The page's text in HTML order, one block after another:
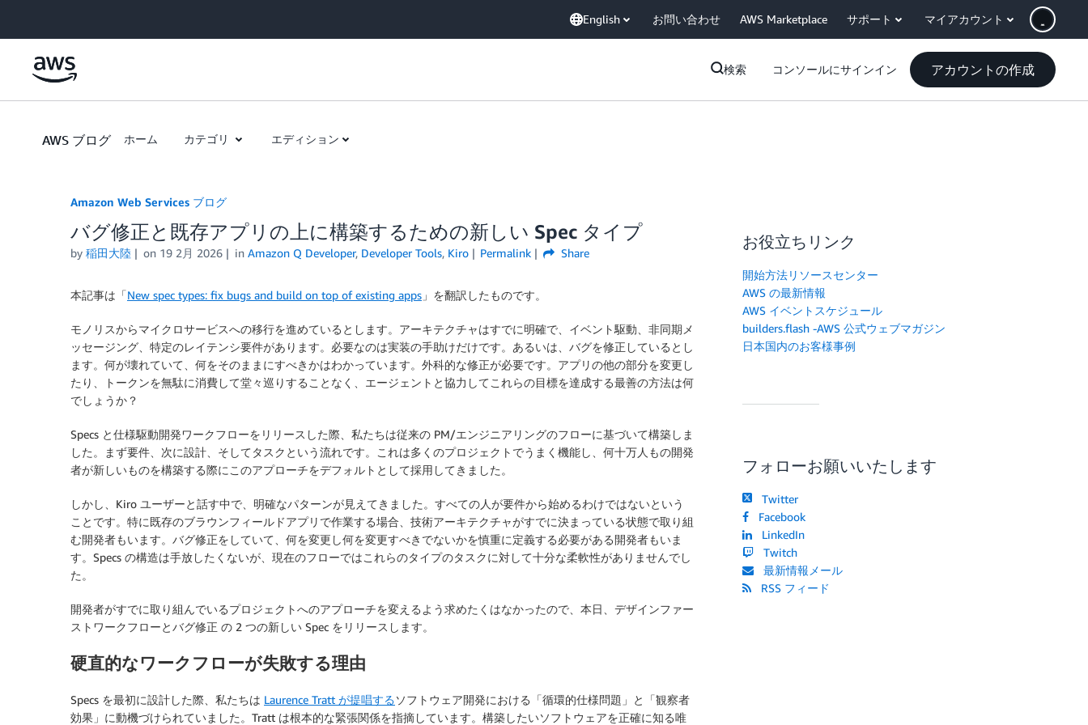
English お問い合わせ AWS Marketplace サポート マイアカウント
検索 コンソールにサインイン アカウントの作成
AWS ブログ ホーム カテゴリ エディション
Amazon Web Services ブログ
バグ修正と既存アプリの上に構築するための新しい Spec タイプ
by 稲田大陸 on 19 2月 2026 in Amazon Q Developer, Developer Tools, Kiro Permalink Share
本記事は「New spec types: fix bugs and build on top of existing apps 」を翻訳したものです。
モノリスからマイクロサービスへの移行を進めているとします。アーキテクチャはすでに明確で、イベント駆動、非同期メ
ッセージング、特定のレイテンシ要件があります。必要なのは実装の手助けだけです。あるいは、バグを修正しているとし
ます。何が壊れていて、何をそのままにすべきかはわかっています。外科的な修正が必要です。アプリの他の部分を変更し
たり、トークンを無駄に消費して堂々巡りすることなく、エージェントと協力してこれらの目標を達成する最善の方法は何
でしょうか？
Specs と仕様駆動開発ワークフローをリリースした際、私たちは従来の PM/エンジニアリングのフローに基づいて構築しま
した。まず要件、次に設計、そしてタスクという流れです。これは多くのプロジェクトでうまく機能し、何十万人もの開発
者が新しいものを構築する際にこのアプローチをデフォルトとして採用してきました。
しかし、Kiro ユーザーと話す中で、明確なパターンが見えてきました。すべての人が要件から始めるわけではないという
ことです。特に既存のブラウンフィールドアプリで作業する場合、技術アーキテクチャがすでに決まっている状態で取り組
む開発者もいます。バグ修正をしていて、何を変更し何を変更すべきでないかを慎重に定義する必要がある開発者もいま
す。Specs の構造は手放したくないが、現在のフローではこれらのタイプのタスクに対して十分な柔軟性がありませんでし
た。
開発者がすでに取り組んでいるプロジェクトへのアプローチを変えるよう求めたくはなかったので、本日、デザインファー
ストワークフローとバグ修正 の 2 つの新しい Spec をリリースします。
硬直的なワークフローが失敗する理由
Specs を最初に設計した際、私たちは Laurence Tratt が提唱するソフトウェア開発における「循環的仕様問題」と「観察者
効果」に動機づけられていました。Tratt は根本的な緊張関係を指摘しています。 構築したいソフトウェアを正確に知る唯
お役立ちリンク
開始方法リソースセンター
AWS の最新情報
AWS イベントスケジュール
builders.flash -AWS 公式ウェブマガジン
日本国内のお客様事例
フォローお願いいたします
Twitter
Facebook
LinkedIn
Twitch
最新情報メール
RSS フィード